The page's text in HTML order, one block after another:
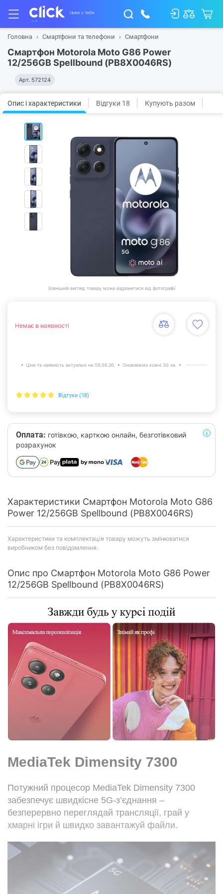
Головна Смартфони та телефони Смартфони
Смартфон Motorola Moto G86 Power
12/256GB Spellbound (PB8X0046RS)
Арт. 572124
Опис і характеристики Відгуки 18 Купують разом
Зовнішній вигляд товару може відрізнятися від фотографії
Немає в наявності
Ціна та наявність актуальні на 09.08.26. Оновлюємо кожні 30 хв.
Відгуки (18)
Оплата: готівкою, карткою онлайн, безготівковий
розрахунок
Характеристики Смартфон Motorola Moto G86
Power 12/256GB Spellbound (PB8X0046RS)
Характеристики та комплектація товару можуть змінюватися
виробником без повідомлення.
Опис про Смартфон Motorola Moto G86 Power
12/256GB Spellbound (PB8X0046RS)
MediaTek Dimensity 7300
Потужний процесор MediaTek Dimensity 7300
забезпечує швидкісне 5G-з’єднання –
безперервно переглядай трансляції, грай у
хмарні ігри й швидко завантажуй файли.